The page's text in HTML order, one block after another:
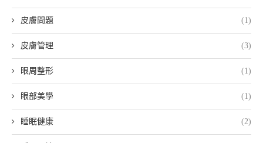
皮膚問題 (1)
皮膚管理 (3)
眼周整形 (1)
眼部美學 (1)
睡眠健康 (2)